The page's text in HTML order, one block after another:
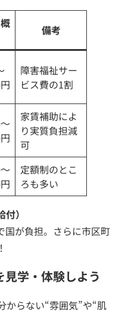
備考
障害福祉サー
ビス費の1割
家賃補助によ
り実質負担減
可
定額制のとこ
ろも多い
）
国が負担。さらに市区町
見学・体験しよう
からない“雰囲気”や“肌